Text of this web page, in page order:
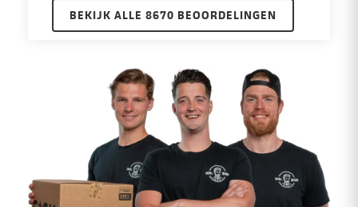
BEKIJK ALLE 8670 BEOORDELINGEN